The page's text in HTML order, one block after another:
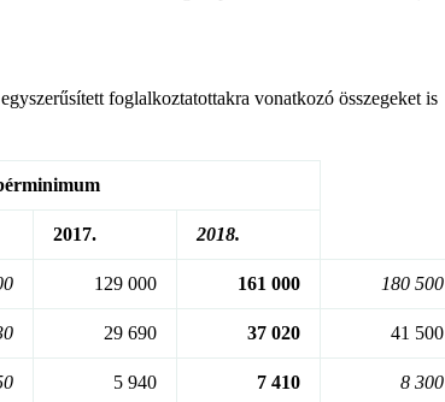
foglalkoztatottakra vonatkozó összegeket is
2017. 2018.
129 000 161 000 180 500
29 690 37 020 41 500
5 940 7 410 8 300